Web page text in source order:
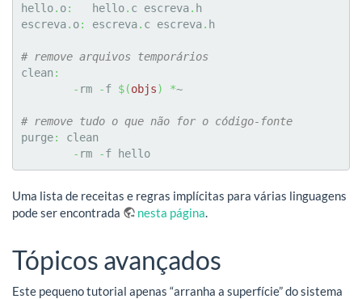
hello. o:
   hello
. c escreva. h
escreva. o: escreva. c escreva. h
# remove arquivos temporários
clean :
- rm -f $(objs) *~
# remove tudo o que não for o código-fonte
purge:
clean
- rm -f hello
Uma lista de receitas e regras implícitas para várias linguagens
pode ser encontrada
nesta página.
Tópicos avançados
Este pequeno tutorial apenas “arranha a superfície” do sistema